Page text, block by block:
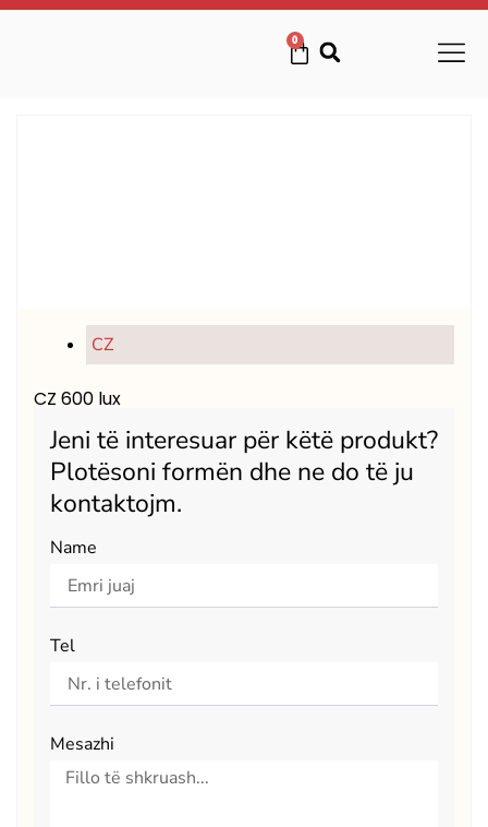
0
Cart
CZ
CZ 600 lux
Jeni të interesuar për këtë produkt?
Plotësoni formën dhe ne do të ju
kontaktojm.
Name
Tel
Mesazhi